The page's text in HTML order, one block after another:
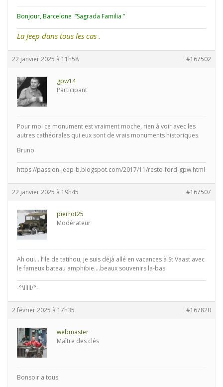
Bonjour, Barcelone “Sagrada Familia ”
La Jeep dans tous les cas .
22 janvier 2025 à 11h58 #167502
gpw14
Participant
Pour moi ce monument est vraiment moche, rien à voir avec les
autres cathédrales qui eux sont de vrais monuments historiques.
Bruno
https://passion-jeep-b.blogspot.com/2017/11/resto-ford-gpw.html
22 janvier 2025 à 19h45 #167507
pierrot25
Modérateur
Ah oui… l’ile de tatihou, je suis déjà allé en vacances à St Vaast avec
le fameux bateau amphibie….beaux souvenirs la-bas
-°\IIIII/°-
2 février 2025 à 17h35 #167820
webmaster
Maître des clés
Bonsoir a tous